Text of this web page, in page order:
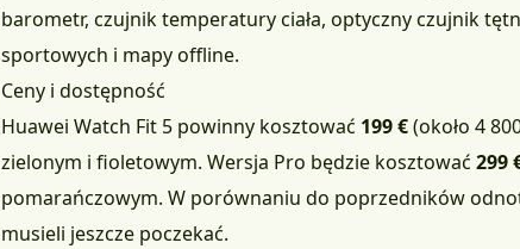
barometr, czujnik temperatury ciała, optyczny czujnik
sportowych i mapy offline.
Ceny i dostępność
Huawei Watch Fit 5 powinny kosztować 199 €(około 4
zielonym i fioletowym. Wersja Pro będzie kosztować 299
pomarańczowym. W porównaniu do poprzedników
musieli jeszcze poczekać.